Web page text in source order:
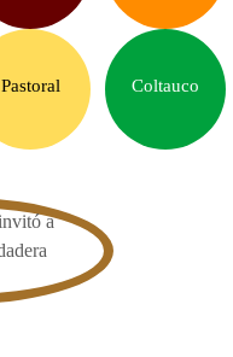
Pastoral Coltauco